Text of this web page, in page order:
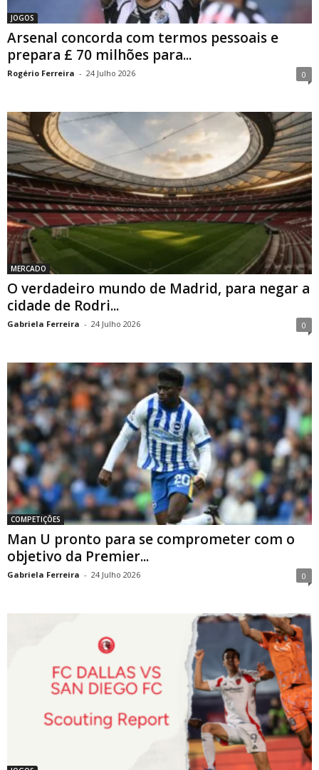
JOGOS
Arsenal concorda com termos pessoais e
prepara £ 70 milhões para...
Rogério Ferreira - 24 Julho 2026 0
MERCADO
O verdadeiro mundo de Madrid, para negar a
cidade de Rodri...
Gabriela Ferreira - 24 Julho 2026 0
COMPETIÇÕES
Man U pronto para se comprometer com o
objetivo da Premier...
Gabriela Ferreira - 24 Julho 2026 0